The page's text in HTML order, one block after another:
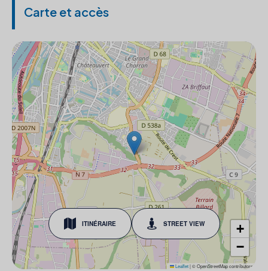
Carte et accès
ITINÉRAIRE STREET VIEW
+
−
Leaflet|© OpenStreetMap contributors